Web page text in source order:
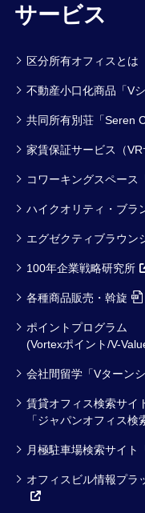
サービス
区分所有オフィスとは
不動産小口化商品「Vシ
共同所有別荘「Seren
家賃保証サービス（VR
コワーキングスペース
ハイクオリティ・ブラ
エグゼクティブラウン
100年企業戦略研究所
各種商品販売・斡旋
ポイントプログラム
(Vortexポイント/V-
会社間留学「Vターンシ
賃貸オフィス検索サイ
「ジャパンオフィス検
月極駐車場検索サイト
オフィスビル情報プラ